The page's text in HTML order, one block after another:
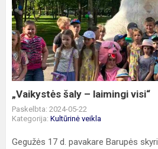
šaly
–
laimingi
visi“
„Vaikystės šaly – laimingi visi“
Paskelbta: 2024-05-22
Kategorija: Kultūrinė veikla
Gegužės 17 d. pavakare Barupės